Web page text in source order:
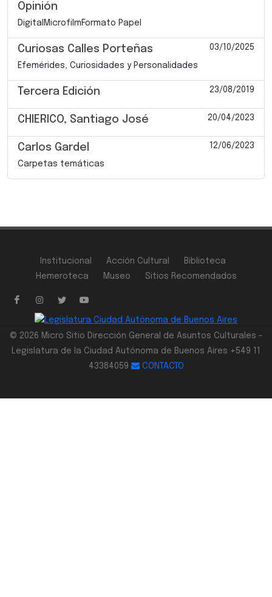
Opinión
DigitalMicrofilmFormato Papel
Curiosas Calles Porteñas 03/10/2025
Efemérides, Curiosidades y Personalidades
Tercera Edición 23/08/2019
CHIERICO, Santiago José 20/04/2023
Carlos Gardel 12/06/2023
Carpetas temáticas
Institucional Acción Cultural
Biblioteca
Hemeroteca
Museo Sitios Recomendados
© 2026 Micro Sitio Dirección General de Asuntos Culturales -
Legislatura de la Ciudad Autónoma de Buenos Aires +549 11
43384059
CONTACTO